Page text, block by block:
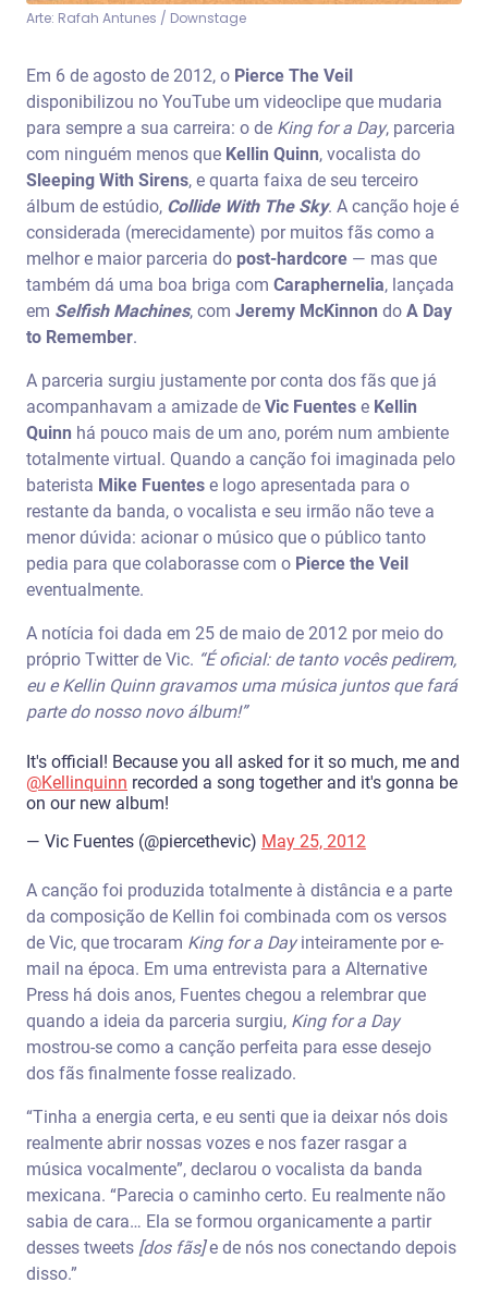
Arte: Rafah Antunes / Downstage
Em 6 de agosto de 2012, o Pierce The Veil
disponibilizou no YouTube um videoclipe que mudaria
para sempre a sua carreira: o de King for a Day, parceria
com ninguém menos que Kellin Quinn, vocalista do
Sleeping With Sirens, e quarta faixa de seu terceiro
álbum de estúdio, Collide With The Sky. A canção hoje é
considerada (merecidamente) por muitos fãs como a
melhor e maior parceria do post-hardcore — mas que
também dá uma boa briga com Caraphernelia, lançada
em Selfish Machines, com Jeremy McKinnon do A Day
to Remember.
A parceria surgiu justamente por conta dos fãs que já
acompanhavam a amizade de Vic Fuentes e Kellin
Quinn há pouco mais de um ano, porém num ambiente
totalmente virtual. Quando a canção foi imaginada pelo
baterista Mike Fuentes e logo apresentada para o
restante da banda, o vocalista e seu irmão não teve a
menor dúvida: acionar o músico que o público tanto
pedia para que colaborasse com o Pierce the Veil
eventualmente.
A notícia foi dada em 25 de maio de 2012 por meio do
próprio Twitter de Vic. “É oficial: de tanto vocês pedirem,
eu e Kellin Quinn gravamos uma música juntos que fará
parte do nosso novo álbum!”
It's official! Because you all asked for it so much, me and
@Kellinquinn recorded a song together and it's gonna be
on our new album!
— Vic Fuentes (@piercethevic) May 25, 2012
A canção foi produzida totalmente à distância e a parte
da composição de Kellin foi combinada com os versos
de Vic, que trocaram King for a Dayinteiramente por e-
mail na época. Em uma entrevista para a Alternative
Press há dois anos, Fuentes chegou a relembrar que
quando a ideia da parceria surgiu, King for a Day
mostrou-se como a canção perfeita para esse desejo
dos fãs finalmente fosse realizado.
“Tinha a energia certa, e eu senti que ia deixar nós dois
realmente abrir nossas vozes e nos fazer rasgar a
música vocalmente”, declarou o vocalista da banda
mexicana. “Parecia o caminho certo. Eu realmente não
sabia de cara… Ela se formou organicamente a partir
desses tweets [dos fãs]e de nós nos conectando depois
disso.”